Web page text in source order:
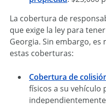
La cobertura de
que exige la ley para
Georgia. Sin embargo,
estas coberturas:
Cobertura de
físicos a su vehículo